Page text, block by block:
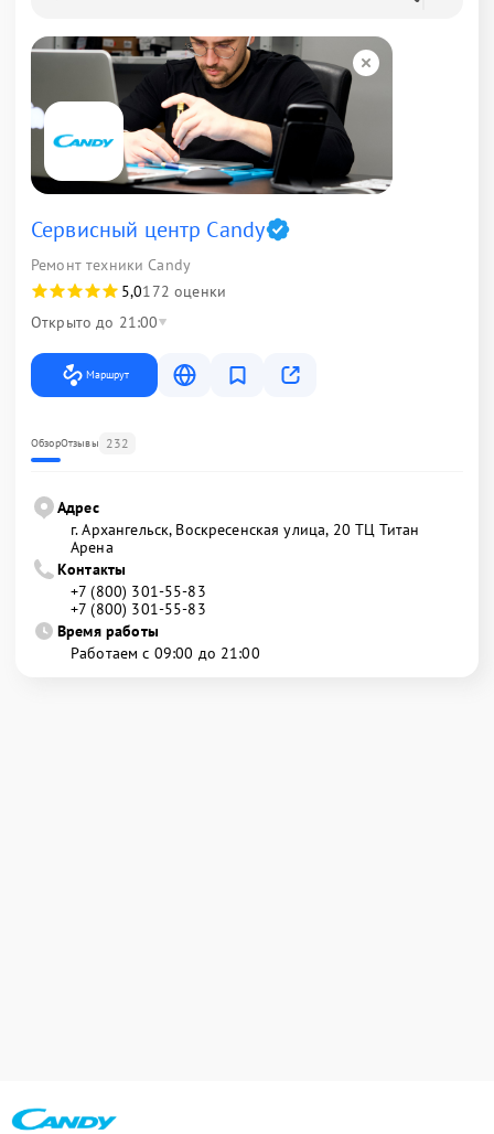
Сервисный центр Candy
Ремонт техники Candy
5,0172 оценки
Открыто до 21:00
Маршрут
ОбзорОтзывы 232
Адрес
г. Архангельск, Воскресенская улица, 20 ТЦ Титан
Арена
Контакты
+7 (800) 301-55-83
+7 (800) 301-55-83
Время работы
Работаем с 09:00 до 21:00